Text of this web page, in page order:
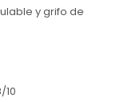
y grifo de